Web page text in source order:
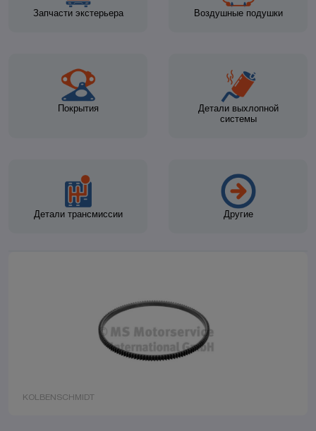
Запчасти экстерьера Воздушные подушки
Покрытия
Детали выхлопной
системы
Детали трансмиссии Другие
KOLBENSCHMIDT